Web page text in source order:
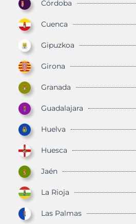
Córdoba
Cuenca
Gipuzkoa
Girona
Granada
Guadalajara
Huelva
Huesca
Jaén
La Rioja
Las Palmas